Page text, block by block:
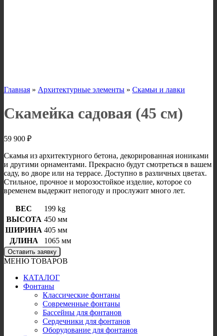
Главная » Архитектурные элементы » Скамьи и лавки
Скамейка садовая (45 см)
59 900 ₽
Скамья из архитектурного бетона, декорированная иониками
и другими орнаментами. Прекрасно будут смотреться в вашем
саду, во дворе или на террасе. Доступно в различных цветах.
Стильное, прочное и морозостойкое изделие, которое со
временем выдержит непогоду и прослужит много лет.
ВЕС
199 kg
ВЫСОТА 450 мм
ШИРИНА 405 мм
ДЛИНА
1065 мм
Оставить заявку
МЕНЮ ТОВАРОВ
КАТАЛОГ
Фонтаны
Классические фонтаны
Современные фонтаны
Бассейны для фонтанов
Сердечники для фонтанов
Оборудование для фонтанов